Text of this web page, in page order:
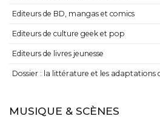
Editeurs de BD, mangas et comics
Editeurs de culture geek et pop
Editeurs de livres jeunesse
Dossier : la littérature et les
MUSIQUE & SCÈNES